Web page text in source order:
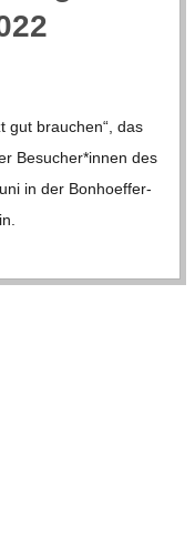
gut brau­chen“, das
Besucher*innen des
in der Bon­hoe­f­­fer-